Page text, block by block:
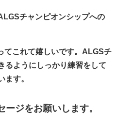
チャンピオンシップへの
てこれて嬉しいです。ALGSチ
るようにしっかり練習をして
ます。
ージをお願いします。